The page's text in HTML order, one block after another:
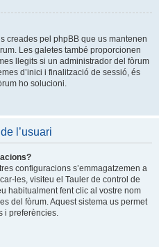
creades pel phpBB que us mantenen
Les galetes també proporcionen
llegits si un administrador del fòrum
d’inici i finalització de sessió, és
ho solucioni.
l’usuari
configuracions s’emmagatzemen a
les, visiteu el Tauler de control de
habitualment fent clic al vostre nom
del fòrum. Aquest sistema us permet
i preferències.